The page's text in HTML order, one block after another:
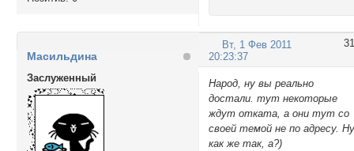
31
Вт, 1 Фев 2011
20:23:37
Масильдина
Заслуженный
Народ, ну вы реально
достали. тут некоторые
ждут отката, а они тут со
своей темой не по адресу.
как же так, а?)